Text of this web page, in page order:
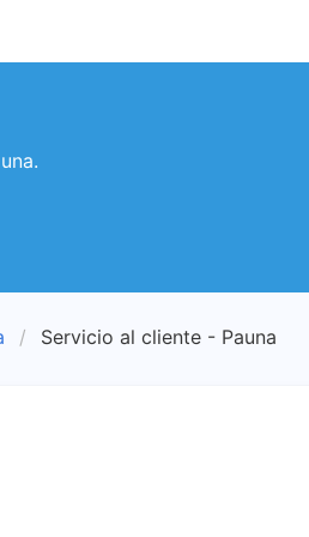
Servicio al cliente - Pauna